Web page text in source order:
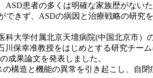
患者の多くは明確な家族歴がない
きず、ASDの病因と治療戦略の研究を
大学付属北京天壇病院(中国北京市）
保幸准教授をはじめとする研究チー
成果論文を発表しました。
構造と機能の異常を引き起こし、自